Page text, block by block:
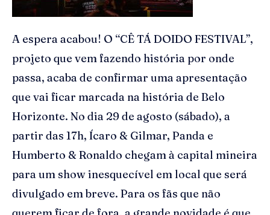
A espera acabou! O “CÊ TÁ DOIDO FESTIVAL”,
projeto que vem fazendo história por onde
passa, acaba de confirmar uma apresentação
que vai ficar marcada na história de Belo
Horizonte. No dia 29 de agosto (sábado), a
partir das 17h, Ícaro & Gilmar, Panda e
Humberto & Ronaldo chegam à capital mineira
para um show inesquecível em local que será
divulgado em breve. Para os fãs que não